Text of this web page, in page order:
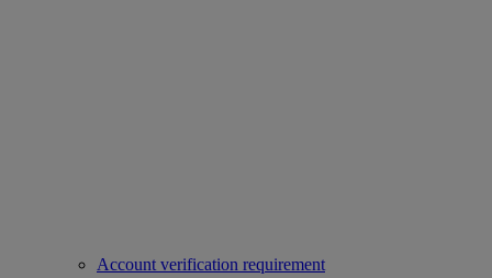
Account verification requirement